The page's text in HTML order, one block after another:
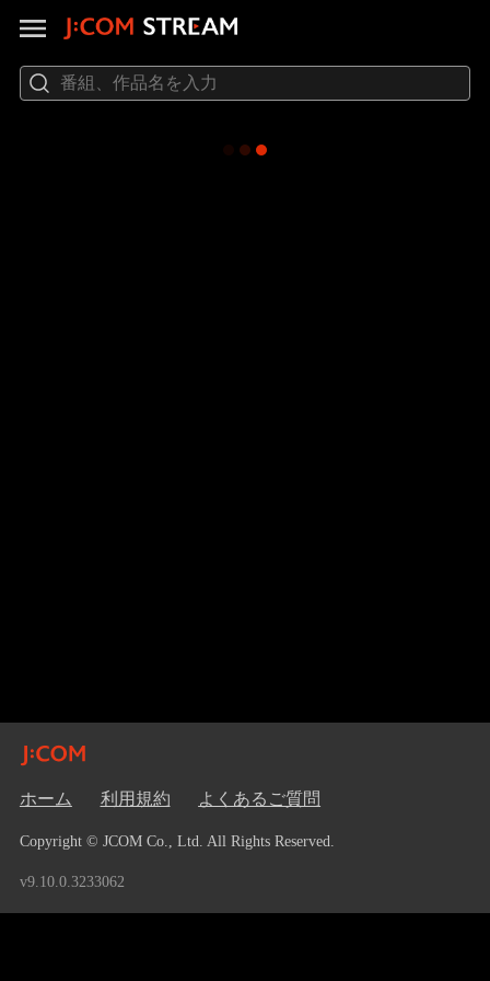
ホーム 利用規約 よくあるご質問
Copyright © JCOM Co., Ltd. All Rights Reserved.
v9.10.0.3233062